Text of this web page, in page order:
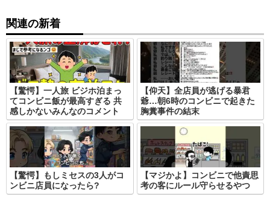
関連の新着
【驚愕】一人旅 ビジホ泊まっ
てコンビニ飯が最高すぎる 共
感しかないみんなのコメント
【仰天】全店員が逃げる暴君
爺…朝6時のコンビニで起きた
胸糞事件の結末
【驚愕】もしミセスの3人がコ
ンビニ店員になったら?
【マジかよ】コンビニで他責思
考の客にルール守らせるやつ